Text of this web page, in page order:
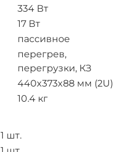
334 Вт
17 Вт
пассивное
перегрев,
перегрузки, КЗ
440x373x88 мм (2U)
10.4 кг
1 шт.